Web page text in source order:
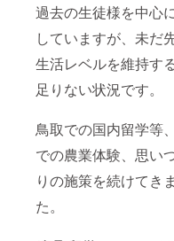
過去の生徒様を中心
していますが、未だ
生活レベルを維持す
足りない状況です。
鳥取での国内留学等
での農業体験、思い
りの施策を続けてき
た。